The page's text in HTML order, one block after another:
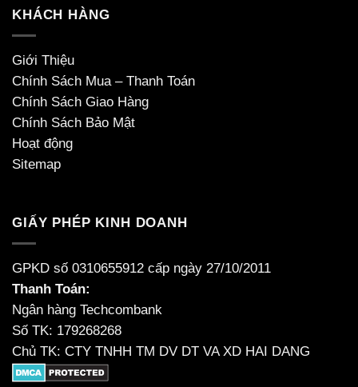
KHÁCH HÀNG
Giới Thiệu
Chính Sách Mua – Thanh Toán
Chính Sách Giao Hàng
Chính Sách Bảo Mật
Hoạt động
Sitemap
GIẤY PHÉP KINH DOANH
GPKD số 0310655912 cấp ngày 27/10/2011
Thanh Toán:
Ngân hàng Techcombank
Số TK: 179268268
Chủ TK: CTY TNHH TM DV DT VA XD HAI DANG